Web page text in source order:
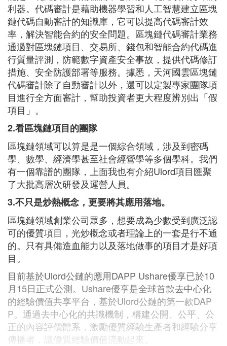
利器。代碼審計是藉助機器學習和人工智慧建立區塊
鏈代碼自動審計的知識庫，它可以提高代碼審計效
率，解決智能合約的安全問題。區塊鏈代碼審計業務
通過對區塊鏈項目、交易所、錢包和智能合約代碼進
行質量評測，防範數字資產安全事故，提供代碼修訂
措施、安全防護部署等服務。據悉，天河國雲區塊鏈
代碼審計除了自動審計以外，還可以定製專家團隊項
目進行全方面審計，幫助投資者更大程度辨別出「假
項目」。
2.看區塊鏈項目的團隊
區塊鏈領域可以算是是一個綜合領域，涉及到密碼
學、數學、經濟學甚至社會經營學等多個學科。我們
有一個靠譜的團隊，上面我也有介紹Ulord項目匯聚
了大批高層次研發及運營人員。
3.不只是炒熱概念，更要將其應用落地。
區塊鏈領域創業公司眾多，想要成為少數受到廣泛認
可的優質項目，光炒概念或者理論上的一套是行不通
的。只有具備造血能力以及落地做事的項目才是好項
目。
目前基於Ulord公鏈的應用DAPP Ushare優享已於10
月15日正式公測。Ushare優享是全球首款去中心化
的經驗價值共享平台，基於Ulord公鏈的第一款DAP
P。通過去中心化的共識機制，構建公開、公平、公
正的內容評價體系，激勵優質經驗生產者和經驗分享
傳播者，讓優質經驗價值流動起來。